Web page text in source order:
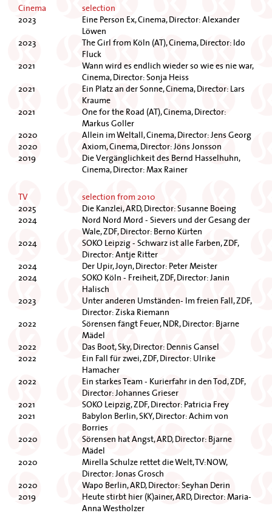
Cinema
selection
2023 Eine Person Ex, Cinema, Director: Alexander
Löwen
2023 The Girl from Köln (AT), Cinema, Director: Ido
Fluck
2021 Wann wird es endlich wieder so wie es nie war,
Cinema, Director: Sonja Heiss
2021 Ein Platz an der Sonne, Cinema, Director: Lars
Kraume
2021 One for the Road (AT), Cinema, Director:
Markus Goller
2020 Allein im Weltall, Cinema, Director: Jens Georg
2020 Axiom, Cinema, Director: Jöns Jonsson
2019 Die Vergänglichkeit des Bernd Hasselhuhn,
Cinema, Director: Max Rainer
TV
selection from 2010
2025 Die Kanzlei, ARD, Director: Susanne Boeing
2024 Nord Nord Mord - Sievers und der Gesang der
Wale, ZDF, Director: Berno Kürten
2024 SOKO Leipzig - Schwarz ist alle Farben, ZDF,
Director: Antje Ritter
2024 Der Upir, Joyn, Director: Peter Meister
2024 SOKO Köln - Freiheit, ZDF, Director: Janin
Halisch
2023 Unter anderen Umständen- Im freien Fall, ZDF,
Director: Ziska Riemann
2022 Sörensen fängt Feuer, NDR, Director: Bjarne
Mädel
2022 Das Boot, Sky, Director: Dennis Gansel
2022 Ein Fall für zwei, ZDF, Director: Ulrike
Hamacher
2022 Ein starkes Team - Kurierfahr in den Tod, ZDF,
Director: Johannes Grieser
2021 SOKO Leipzig, ZDF, Director: Patricia Frey
2021 Babylon Berlin, SKY, Director: Achim von
Borries
2020 Sörensen hat Angst, ARD, Director: Bjarne
Mädel
2020 Mirella Schulze rettet die Welt, TV:NOW,
Director: Jonas Grosch
2020 Wapo Berlin, ARD, Director: Seyhan Derin
2019 Heute stirbt hier (K)ainer, ARD, Director: Maria-
Anna Westholzer